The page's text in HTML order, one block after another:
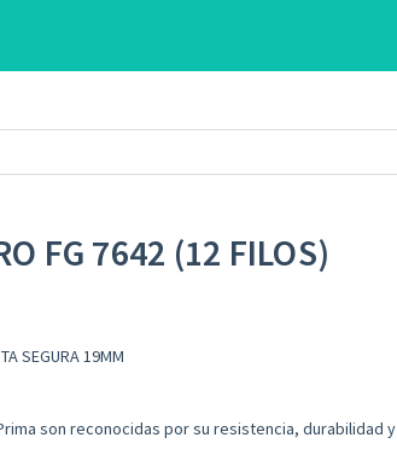
FG 7642 (12 FILOS)
SEGURA 19MM
son reconocidas por su resistencia, durabilidad y